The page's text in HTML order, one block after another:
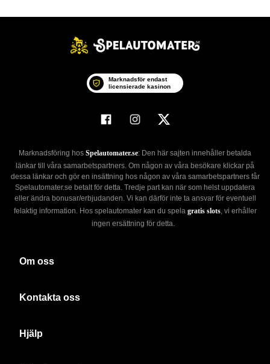
Marknadsför endast
licensierade kasinon
Marknadsföring hos Spelautomater.se: Den här sajten innehåller betalda
länkar till våra samarbetspartners. Om någon av våra besökare klickar på
dessa länkar och gör en insättning hos någon av våra samarbetspartners får
Spelautomater.se betalt för detta. Tredje part kan när som helst uppdatera
eller ändra bonusar/erbjudanden. Vi kan därför inte ta ansvar för eventuell
felaktig information. Hos spelautomater kan du spela gratis slots, vi erhåller
ingen ersättning för detta.
Om oss
Kontakta oss
Hjälp